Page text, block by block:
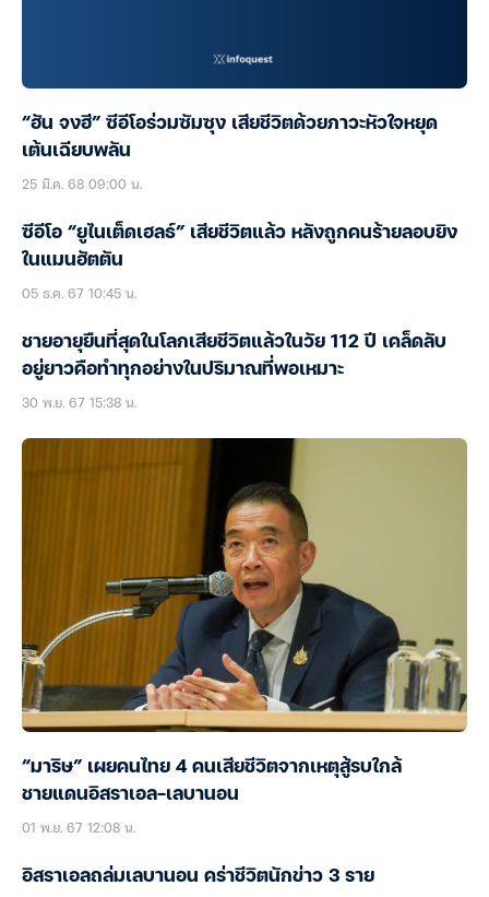
“ฮัน จงฮี” ซีอีโอร่วมซัมซุง เสียชีวิตด้วยภาวะหัวใจหยุด
เต้นเฉียบพลัน
25 มี.ค. 68 09:00 น.
ซีอีโอ “ยูไนเต็ดเฮลธ์” เสียชีวิตแล้ว หลังถูกคนร้ายลอบยิง
ในแมนฮัตตัน
05 ธ.ค. 67 10:45 น.
ชายอายุยืนที่สุดในโลกเสียชีวิตแล้วในวัย 112 ปี เคล็ดลับ
อยู่ยาวคือทำทุกอย่างในปริมาณที่พอเหมาะ
30 พ.ย. 67 15:38 น.
“มาริษ” เผยคนไทย 4 คนเสียชีวิตจากเหตุสู้รบใกล้
ชายแดนอิสราเอล-เลบานอน
01 พ.ย. 67 12:08 น.
อิสราเอลถล่มเลบานอน คร่าชีวิตนักข่าว 3 ราย